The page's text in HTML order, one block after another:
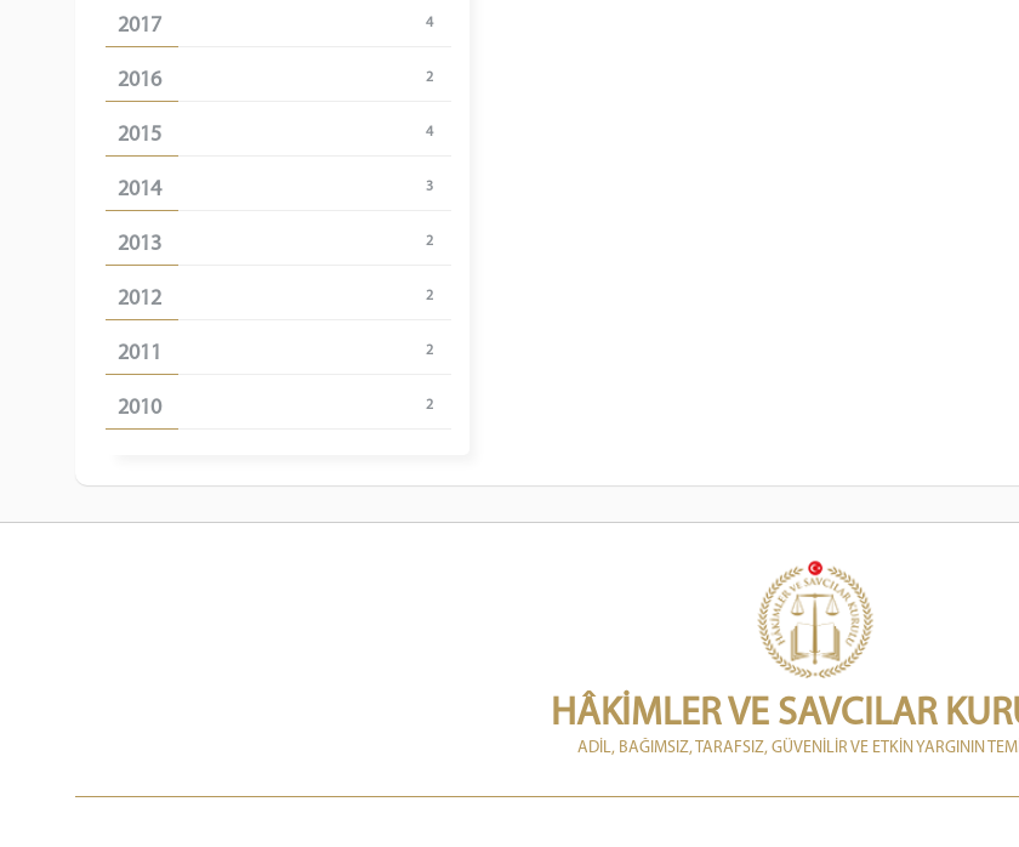
2017 4
2016 2
2015 4
2014 3
2013 2
2012 2
2011 2
2010 2
HÂKİMLER VE SAVCILAR
ADİL, BAĞIMSIZ, TARAFSIZ, GÜVENİLİR VE ETKİN YARGININ